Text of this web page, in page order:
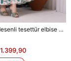
kadın keten desenli tesettür elbise SMS002 - Bej